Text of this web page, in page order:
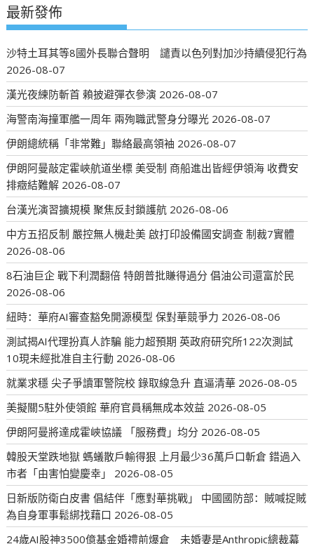
最新發佈
沙特土耳其等8國外長聯合聲明 譴責以色列對加沙持續侵犯行為
2026-08-07
漢光夜練防斬首 賴披避彈衣參演 2026-08-07
海警南海撞軍艦一周年 兩殉職武警身分曝光 2026-08-07
伊朗總統稱「非常難」聯絡最高領袖 2026-08-07
伊朗阿曼敲定霍峽航道坐標 美受制 商船進出皆經伊領海 收費安
排癥結難解 2026-08-07
台漢光演習擴規模 聚焦反封鎖護航 2026-08-06
中方五招反制 嚴控無人機赴美 啟打印設備國安調查 制裁7實體
2026-08-06
8石油巨企 戰下利潤翻倍 特朗普批賺得過分 倡油公司還富於民
2026-08-06
紐時：華府AI審查豁免開源模型 保對華競爭力 2026-08-06
測試揭AI代理扮真人詐騙 能力超預期 英政府研究所122次測試
10現未經批准自主行動 2026-08-06
就業求穩 尖子爭讀軍警院校 錄取線急升 直逼清華 2026-08-05
美擬關5駐外使領館 華府官員稱無成本效益 2026-08-05
伊朗阿曼將達成霍峽協議 「服務費」均分 2026-08-05
韓股天堂跌地獄 螞蟻散戶輸得狠 上月最少36萬戶口斬倉 錯過入
市者「由害怕變慶幸」
2026-08-05
日新版防衛白皮書 倡結伴「應對華挑戰」 中國國防部：賊喊捉賊
為自身軍事鬆綁找藉口 2026-08-05
24歲AI股神3500億基金婚禮前爆倉 未婚妻是Anthropic總裁幕